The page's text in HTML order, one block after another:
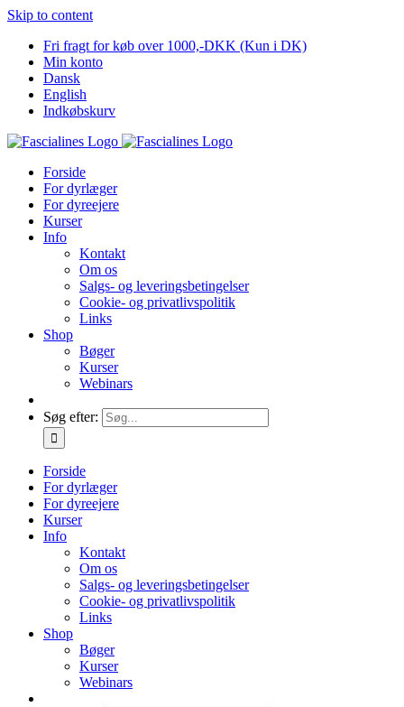
Skip to content
Fri fragt for køb over 1000,-DKK (Kun i DK)
Min konto
Dansk
English
Indkøbskurv
Forside
For dyrlæger
For dyreejere
Kurser
Info
Kontakt
Om os
Salgs- og leveringsbetingelser
Cookie- og privatlivspolitik
Links
Shop
Bøger
Kurser
Webinars
Søg efter:
Forside
For dyrlæger
For dyreejere
Kurser
Info
Kontakt
Om os
Salgs- og leveringsbetingelser
Cookie- og privatlivspolitik
Links
Shop
Bøger
Kurser
Webinars